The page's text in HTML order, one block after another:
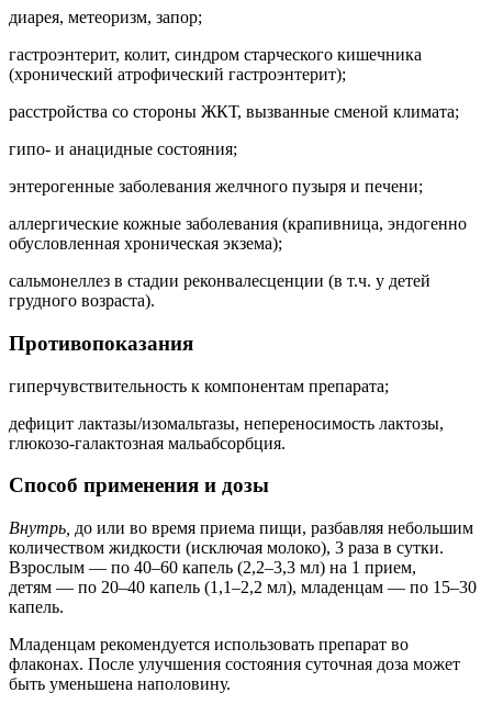
диарея, метеоризм, запор;
гастроэнтерит, колит, синдром старческого кишечника
(хронический атрофический гастроэнтерит);
расстройства со стороны ЖКТ, вызванные сменой климата;
гипо- и анацидные состояния;
энтерогенные заболевания желчного пузыря и печени;
аллергические кожные заболевания (крапивница, эндогенно
обусловленная хроническая экзема);
сальмонеллез в стадии реконвалесценции (в т.ч. у детей
грудного возраста).
Противопоказания
гиперчувствительность к компонентам препарата;
дефицит лактазы/изомальтазы, непереносимость лактозы,
глюкозо-галактозная мальабсорбция.
Способ применения и дозы
Внутрь, до или во время приема пищи, разбавляя небольшим
количеством жидкости (исключая молоко), 3 раза в сутки.
Взрослым — по 40–60 капель (2,2–3,3 мл) на 1 прием,
детям — по 20–40 капель (1,1–2,2 мл), младенцам — по 15–30
капель.
Младенцам рекомендуется использовать препарат во
флаконах. После улучшения состояния суточная доза может
быть уменьшена наполовину.